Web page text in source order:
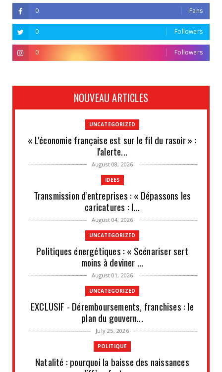
0 Fans
0 Followers
0 Followers
NOUVEAU ARTICLES
UNCATEGORIZED
« L'économie française est sur le fil du rasoir » :
l'alerte...
August 08, 2026
IDEES
Transmission d'entreprises : « Dépassons les
caricatures : l...
August 04, 2026
UNCATEGORIZED
Politiques énergétiques : « Scénariser sert
moins à deviner ...
August 01, 2026
UNCATEGORIZED
EXCLUSIF - Déremboursements, franchises : le
plan du gouvern...
July 25, 2026
POLITIQUE
Natalité : pourquoi la baisse des naissances